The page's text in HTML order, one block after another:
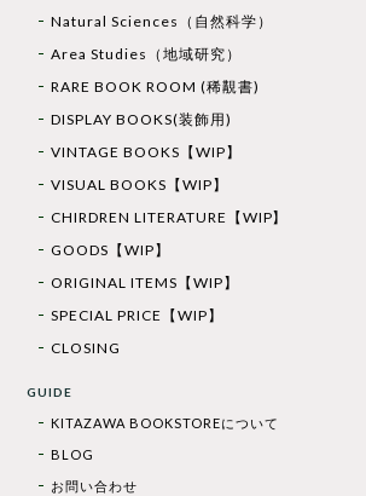
Natural Sciences（自然科学）
Area Studies（地域研究）
RARE BOOK ROOM (稀覯書)
DISPLAY BOOKS(装飾用)
VINTAGE BOOKS【WIP】
VISUAL BOOKS【WIP】
CHIRDREN LITERATURE【WIP】
GOODS【WIP】
ORIGINAL ITEMS【WIP】
SPECIAL PRICE【WIP】
CLOSING
GUIDE
KITAZAWA BOOKSTOREについて
BLOG
お問い合わせ